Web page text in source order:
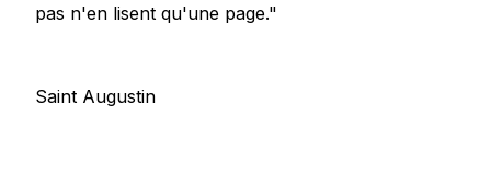
pas n'en lisent qu'une page."
Saint Augustin